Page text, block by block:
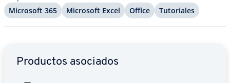
Microsoft 365 Microsoft Excel Office Tu­to­ria­les
Productos asociados